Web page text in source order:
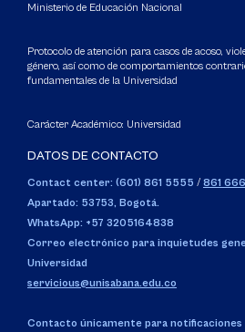
Ministerio de Educación Nacional
Protocolo de atención para casos de acoso,
género, así como de comportamientos
fundamentales de la Universidad
Carácter Académico: Universidad
DATOS DE CONTACTO
Contact center: (601) 861 5555 / 861
Apartado: 53753, Bogotá.
WhatsApp: +57 3205164838
Correo electrónico para inquietudes
Universidad
servicious@unisabana.edu.co
Contacto únicamente para notificaciones